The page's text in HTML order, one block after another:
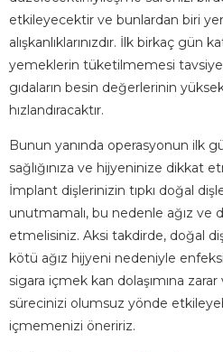
etkileyecektir ve bunlardan biri
alışkanlıklarınızdır. İlk birkaç gün
yemeklerin tüketilmemesi
gıdaların besin değerlerinin
hızlandıracaktır.
Bunun yanında operasyonun ilk
sağlığınıza ve hijyeninize dikkat
İmplant dişlerinizin tıpkı doğal
unutmamalı, bu nedenle ağız ve
etmelisiniz. Aksi takdirde, doğal
kötü ağız hijyeni nedeniyle
sigara içmek kan dolaşımına
sürecinizi olumsuz yönde
içmemenizi öneririz.